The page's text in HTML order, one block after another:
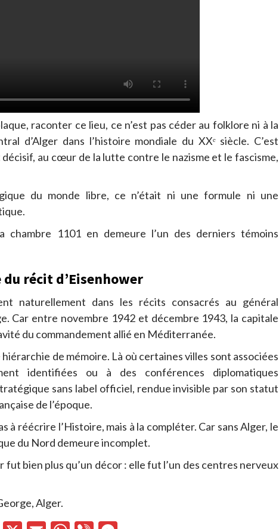
raconter ce lieu, ce n’est pas céder au folklore ni à la
d’Alger dans l’histoire mondiale du XXᵉ siècle. C’est
au cœur de la lutte contre le nazisme et le fascisme,
du monde libre, ce n’était ni une formule ni une
chambre 1101 en demeure l’un des derniers témoins
récit d’Eisenhower
naturellement dans les récits consacrés au général
Car entre novembre 1942 et décembre 1943, la capitale
du commandement allié en Méditerranée.
de mémoire. Là où certaines villes sont associées
identifiées ou à des conférences diplomatiques
sans label officiel, rendue invisible par son statut
de l’époque.
à réécrire l’Histoire, mais à la compléter. Car sans Alger, le
du Nord demeure incomplet.
fut bien plus qu’un décor : elle fut l’un des centres nerveux
Alger.